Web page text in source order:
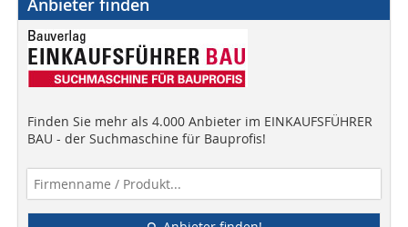
Anbieter finden
Finden Sie mehr als 4.000 Anbieter im EINKAUFSFÜHRER
BAU - der Suchmaschine für Bauprofis!